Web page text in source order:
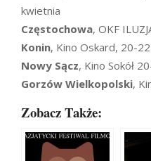
kwietnia
Częstochowa, OKF
Konin, Kino Oskard, 20-
Nowy Sącz, Kino Sokół
Gorzów Wielkopolski,
Zobacz Także: